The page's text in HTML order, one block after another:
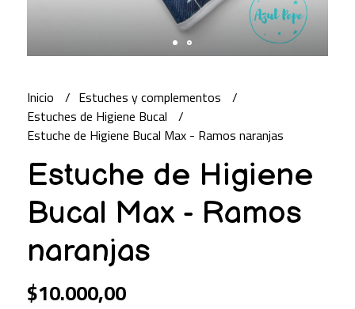
Inicio
Estuches y complementos
Estuches de Higiene Bucal
Estuche de Higiene Bucal Max - Ramos naranjas
Estuche de Higiene
Bucal Max - Ramos
naranjas
$10.000,00